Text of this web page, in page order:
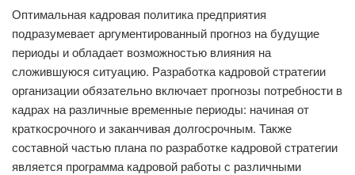
Оптимальная кадровая политика предприятия
подразумевает аргументированный прогноз на будущие
периоды и обладает возможностью влияния на
сложившуюся ситуацию. Разработка кадровой стратегии
организации обязательно включает прогнозы потребности в
кадрах на различные временные периоды: начиная от
краткосрочного и заканчивая долгосрочным. Также
составной частью плана по разработке кадровой стратегии
является программа кадровой работы с различными